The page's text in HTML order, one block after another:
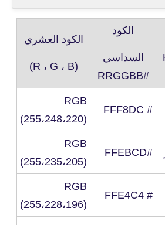
الكود
السداسي
#RRGGBB
الكود العشري
(R ، G ، B)
# FFF8DC
RGB
(255،248،220)
#FFEBCD
RGB
(255،235،205)
# FFE4C4
RGB
(255،228،196)